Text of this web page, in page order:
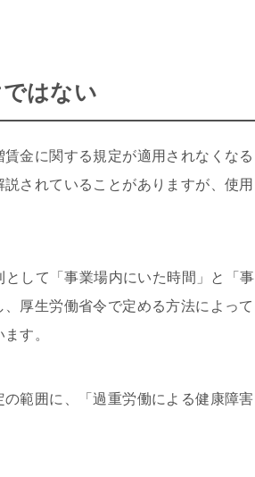
はない
金に関する規定が適用されなくなる
されていることがありますが、使用
して「事業場内にいた時間」と「事
厚生労働省令で定める方法によって
す。
範囲に、「過重労働による健康障害